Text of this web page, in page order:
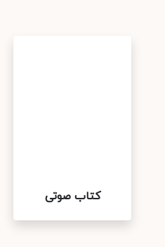
کتاب صوتی